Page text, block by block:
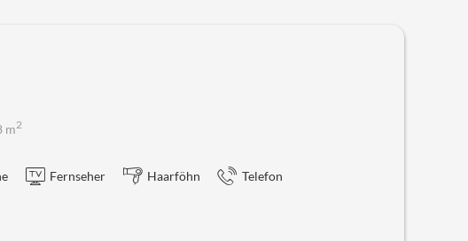
m2
Fernseher Haarföhn Telefon